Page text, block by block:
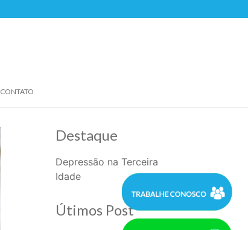
CONTATO
Destaque
Depressão na Terceira
Idade
Útimos Post